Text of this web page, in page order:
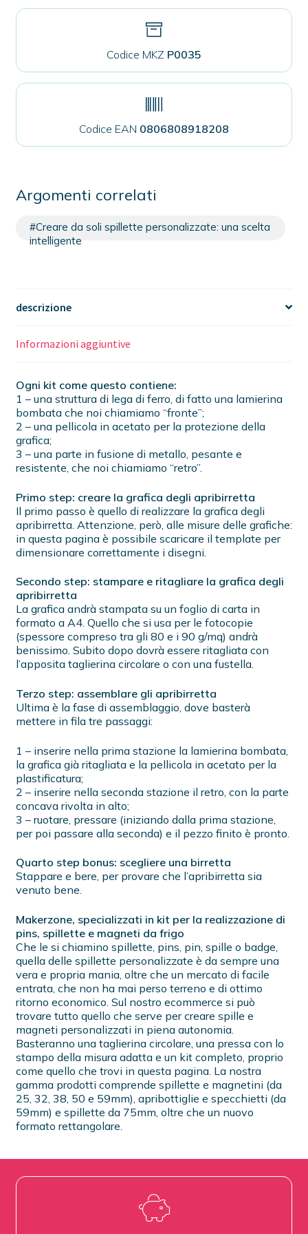
Codice MKZ P0035
Codice EAN 0806808918208
Argomenti correlati
#Creare da soli spillette personalizzate: una scelta
intelligente
descrizione
Informazioni aggiuntive
Ogni kit come questo contiene:
1 – una struttura di lega di ferro, di fatto una lamierina
bombata che noi chiamiamo “fronte”;
2 – una pellicola in acetato per la protezione della
grafica;
3 – una parte in fusione di metallo, pesante e
resistente, che noi chiamiamo “retro”.
Primo step: creare la grafica degli apribirretta
Il primo passo è quello di realizzare la grafica degli
apribirretta. Attenzione, però, alle misure delle grafiche:
in questa pagina è possibile scaricare il template per
dimensionare correttamente i disegni.
Secondo step: stampare e ritagliare la grafica degli
apribirretta
La grafica andrà stampata su un foglio di carta in
formato a A4. Quello che si usa per le fotocopie
(spessore compreso tra gli 80 e i 90 g/mq) andrà
benissimo. Subito dopo dovrà essere ritagliata con
l’apposita taglierina circolare o con una fustella.
Terzo step: assemblare gli apribirretta
Ultima è la fase di assemblaggio, dove basterà
mettere in fila tre passaggi:
1 – inserire nella prima stazione la lamierina bombata,
la grafica già ritagliata e la pellicola in acetato per la
plastificatura;
2 – inserire nella seconda stazione il retro, con la parte
concava rivolta in alto;
3 – ruotare, pressare (iniziando dalla prima stazione,
per poi passare alla seconda) e il pezzo finito è pronto.
Quarto step bonus: scegliere una birretta
Stappare e bere, per provare che l’apribirretta sia
venuto bene.
Makerzone, specializzati in kit per la realizzazione di
pins, spillette e magneti da frigo
Che le si chiamino spillette, pins, pin, spille o badge,
quella delle spillette personalizzate è da sempre una
vera e propria mania, oltre che un mercato di facile
entrata, che non ha mai perso terreno e di ottimo
ritorno economico. Sul nostro ecommerce si può
trovare tutto quello che serve per creare spille e
magneti personalizzati in piena autonomia.
Basteranno una taglierina circolare, una pressa con lo
stampo della misura adatta e un kit completo, proprio
come quello che trovi in questa pagina. La nostra
gamma prodotti comprende spillette e magnetini (da
25, 32, 38, 50 e 59mm), apribottiglie e specchietti (da
59mm) e spillette da 75mm, oltre che un nuovo
formato rettangolare.